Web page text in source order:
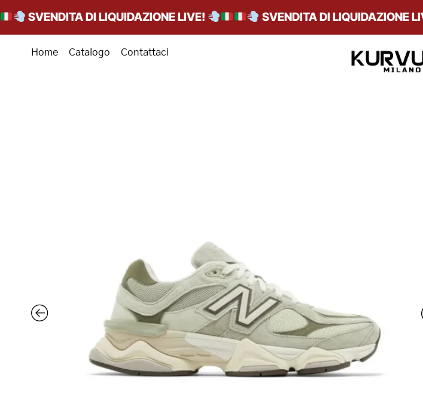
SVENDITA DI LIQUIDAZIONE LIVE! SVENDITA DI LIQUIDAZIONE LIVE!
Home Catalogo Contattaci